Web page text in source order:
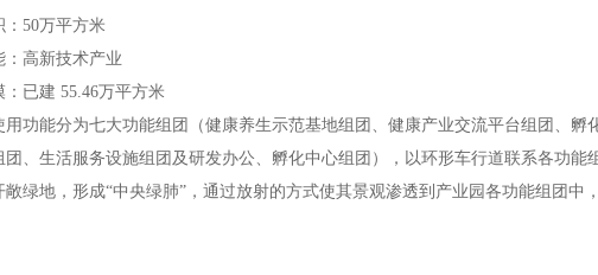
：50万平方米
：高新技术产业
：已建 55.46万平方米
用功能分为七大功能组团（健康养生示范基地组团、健康产业交流平台组团、孵
团、生活服务设施组团及研发办公、孵化中心组团），以环形车行道联系各功能
敞绿地，形成“中央绿肺”，通过放射的方式使其景观渗透到产业园各功能组团中